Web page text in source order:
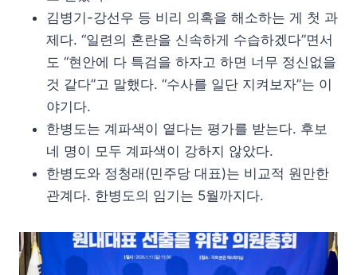
김병기-강선우 등 비리 의혹을 해소하는 게 첫 과
제다. “일련의 혼란을 신속하게 수습하겠다”면서
도 “현안에 다 특검을 하자고 하면 너무 정신없을
것 같다”고 말했다. “수사를 일단 지켜보자”는 이
야기다.
한병도는 계파색이 옅다는 평가를 받는다. 후보
네 명이 모두 계파색이 강하지 않았다.
한병도와 정청래(민주당 대표)는 비교적 원만한
관계다. 한병도의 임기는 5월까지다.